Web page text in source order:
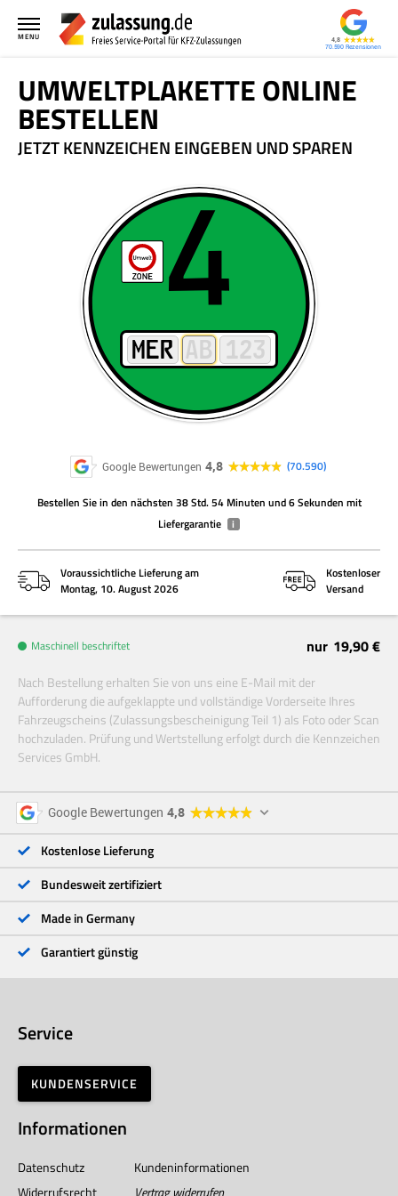
4,8
70.590
MENU
UMWELTPLAKETTE ONLINE
BESTELLEN
JETZT KENNZEICHEN EINGEBEN UND SPAREN
Google Bewertungen 4,8 70.590
Bestellen Siein den nächsten 38 Std. 54 Minuten und 6 Sekunden mit
Liefergarantie
i
Voraussichtliche Lieferung am
Montag, 10. August 2026
Kostenloser
Versand
Maschinell beschriftet nur 19,90 €
Nach Bestellung erhalten Sie von uns eine E-Mail mit der
Aufforderung die aufgeklappte und vollständige Vorderseite Ihres
Fahrzeugscheins (Zulassungsbescheinigung Teil 1) als Foto oder Scan
hochzuladen. Prüfung und Wertstellung erfolgt durch die Kennzeichen
Services GmbH.
Google Bewertungen 4,8
4 Sterne
3 Sterne
<1 %
2 Sterne
1 Stern
<1 %
Kostenlose Lieferung
Bundesweit zertifiziert
Made in Germany
Garantiert günstig
Service
KUNDENSERVICE
Informationen
Datenschutz
Kundeninformationen
Widerrufsrecht
Vertrag widerrufen